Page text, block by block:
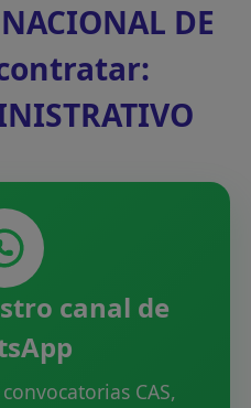
DE
canal de
CAS,